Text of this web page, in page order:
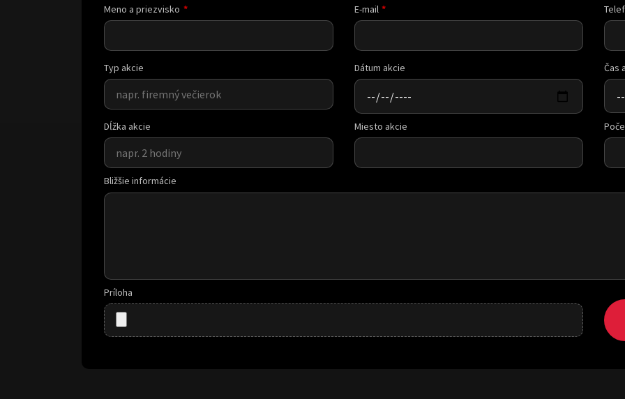
Meno a priezvisko E-mail
Typ akcie Dátum akcie Čas
Dĺžka akcie Miesto akcie
Bližšie informácie
Príloha